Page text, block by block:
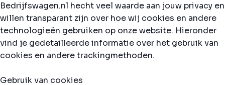
Bedrijfswagen.nl hecht veel waarde aan jouw privacy en
willen transparant zijn over hoe wij cookies en andere
technologieën gebruiken op onze website. Hieronder
vind je gedetailleerde informatie over het gebruik van
cookies en andere trackingmethoden.
Gebruik van cookies